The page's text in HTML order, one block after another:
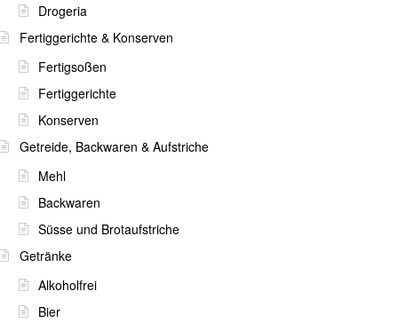
Drogeria
Fertiggerichte & Konserven
Fertigsoßen
Fertiggerichte
Konserven
Getreide, Backwaren & Aufstriche
Mehl
Backwaren
Süsse und Brotaufstriche
Getränke
Alkoholfrei
Bier